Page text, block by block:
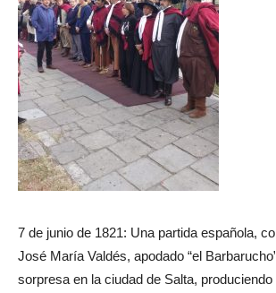
7 de junio de 1821: Una partida española,
José María Valdés, apodado “el
sorpresa en la ciudad de Salta,